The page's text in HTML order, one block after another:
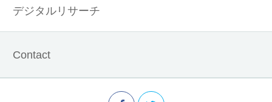
デジタルリサーチ
Contact